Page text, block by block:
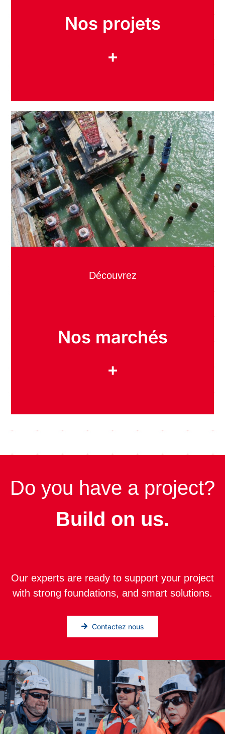
Nos projets
+
Découvrez
Nos marchés
+
Do you have a project?
Build on us.
Our experts are ready to support your project
with strong foundations, and smart solutions.
Contactez nous